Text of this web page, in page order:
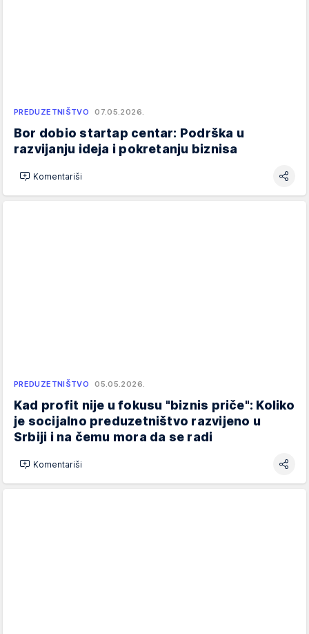
PREDUZETNIŠTVO 07.05.2026.
Bor dobio startap centar: Podrška u
razvijanju ideja i pokretanju biznisa
Komentariši
PREDUZETNIŠTVO 05.05.2026.
Kad profit nije u fokusu "biznis priče": Koliko
je socijalno preduzetništvo razvijeno u
Srbiji i na čemu mora da se radi
Komentariši